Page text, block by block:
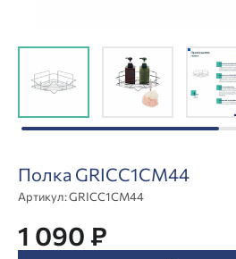
Полка GRICC1CM44
Артикул:GRICC1CM44
1 090 ₽